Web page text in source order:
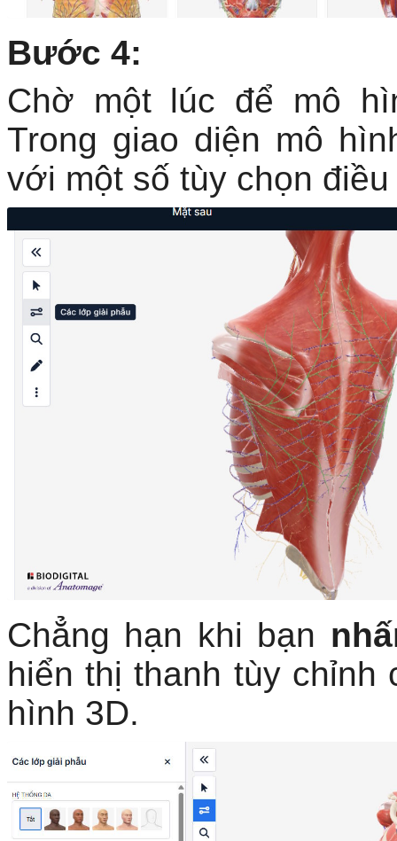
Bước 4:
Chờ một lúc để mô
Trong giao diện mô
với một số tùy chọn
Chẳng hạn khi bạn
hiển thị thanh tùy chỉnh
hình 3D.